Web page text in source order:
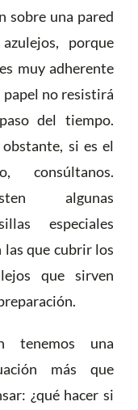
sobre una pared
porque
muy adherente
papel no resistirá
del tiempo.
si es el
consúltanos.
algunas
especiales
las que cubrir los
que sirven
tenemos una
más que
¿qué hacer si